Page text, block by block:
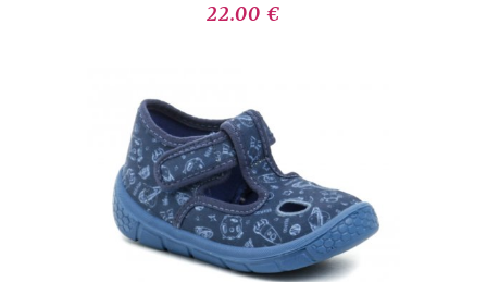
22.00 €